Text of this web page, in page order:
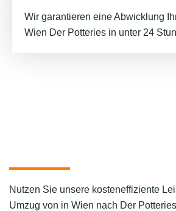
Wir garantieren eine Abwicklung
Wien Der Potteries in unter 24
Nutzen Sie unsere kosteneffiziente
Umzug von in Wien nach Der